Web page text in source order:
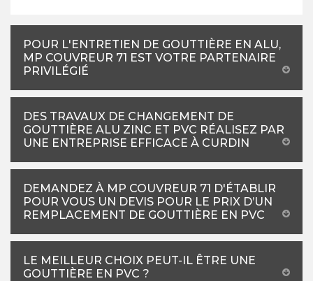
POUR L'ENTRETIEN DE GOUTTIÈRE EN ALU,
MP COUVREUR 71 EST VOTRE PARTENAIRE
PRIVILÉGIÉ
DES TRAVAUX DE CHANGEMENT DE
GOUTTIÈRE ALU ZINC ET PVC RÉALISEZ PAR
UNE ENTREPRISE EFFICACE À CURDIN
DEMANDEZ À MP COUVREUR 71 D'ÉTABLIR
POUR VOUS UN DEVIS POUR LE PRIX D’UN
REMPLACEMENT DE GOUTTIÈRE EN PVC
LE MEILLEUR CHOIX PEUT-IL ÊTRE UNE
GOUTTIÈRE EN PVC ?